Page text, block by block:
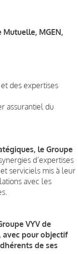
MGEN,
des expertises
assurantiel du
le Groupe
d’expertises
serviciels mis à leur
avec les
VYV de
avec pour objectif
de ses